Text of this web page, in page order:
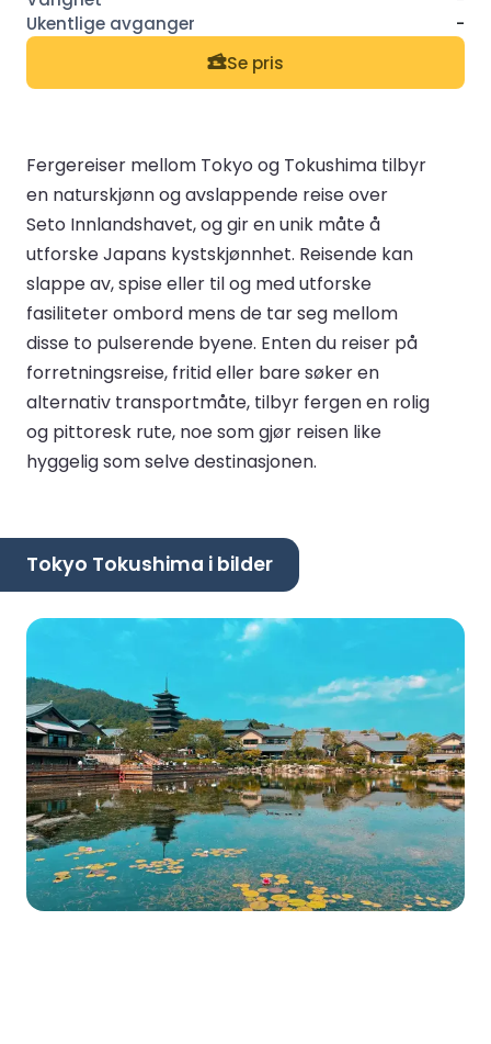
-
Se pris
Fergereiser mellom Tokyo og Tokushima tilbyr
en naturskjønn og avslappende reise over
Seto Innlandshavet, og gir en unik måte å
utforske Japans kystskjønnhet. Reisende kan
slappe av, spise eller til og med utforske
fasiliteter ombord mens de tar seg mellom
disse to pulserende byene. Enten du reiser på
forretningsreise, fritid eller bare søker en
alternativ transportmåte, tilbyr fergen en rolig
og pittoresk rute, noe som gjør reisen like
hyggelig som selve destinasjonen.
Tokyo Tokushima i bilder